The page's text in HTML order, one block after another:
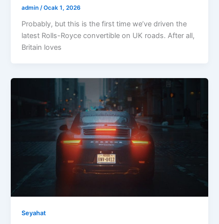
admin /Ocak 1, 2026
Probably, but this is the first time we’ve driven the
latest Rolls-Royce convertible on UK roads. After all,
Britain loves
Seyahat